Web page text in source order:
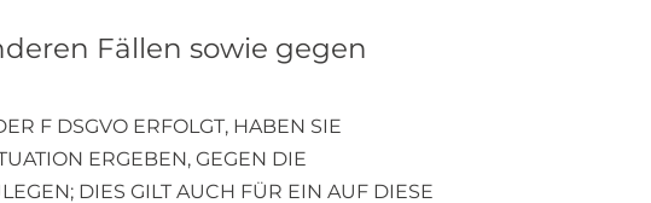
Fällen sowie gegen
F DSGVO ERFOLGT, HABEN SIE
ERGEBEN, GEGEN DIE
DIES GILT AUCH FÜR EIN AUF DIESE